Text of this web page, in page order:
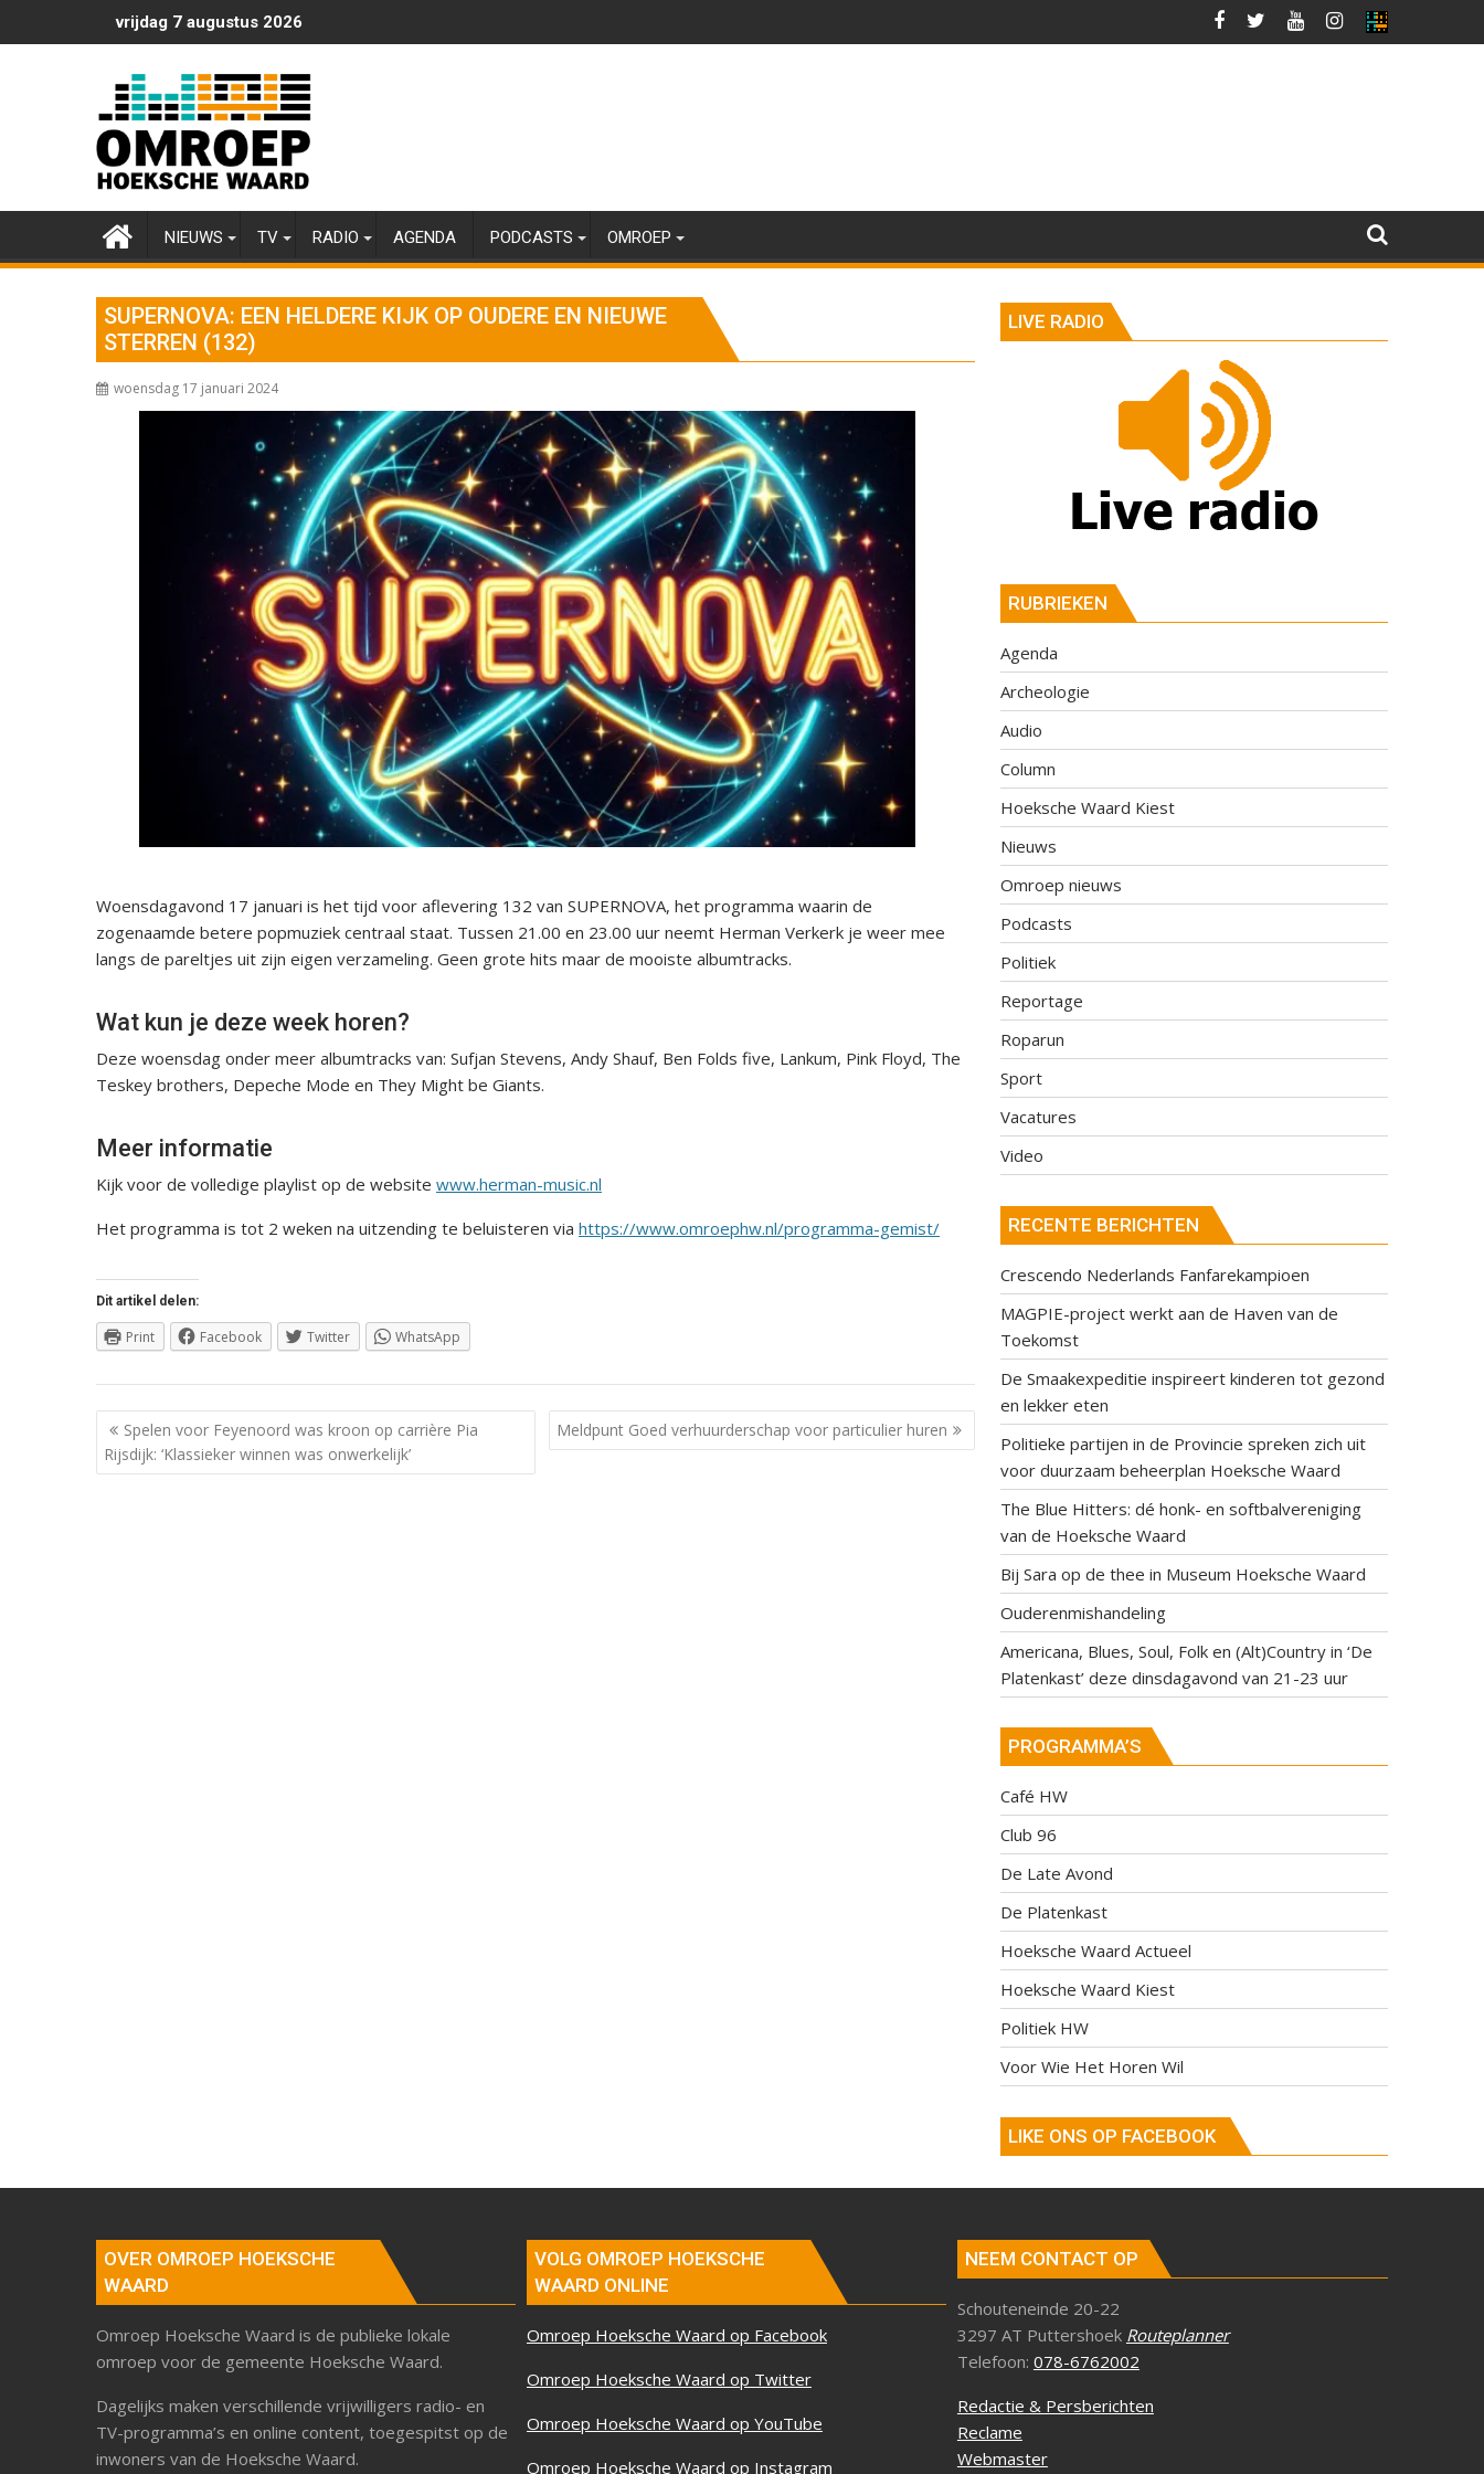
naar
vrijdag 7 augustus 2026
NIEUWS TV RADIO AGENDA PODCASTS OMROEP
SUPERNOVA: EEN HELDERE KIJK OP OUDERE EN NIEUWE
STERREN (132)
woensdag 17 januari 2024
Woensdagavond 17 januari is het tijd voor aflevering 132 van SUPERNOVA, het programma waarin de
zogenaamde betere popmuziek centraal staat. Tussen 21.00 en 23.00 uur neemt Herman Verkerk je weer mee
langs de pareltjes uit zijn eigen verzameling. Geen grote hits maar de mooiste albumtracks.
Wat kun je deze week horen?
Deze woensdag onder meer albumtracks van: Sufjan Stevens, Andy Shauf, Ben Folds five, Lankum, Pink Floyd, The
Teskey brothers, Depeche Mode en They Might be Giants.
Meer informatie
Kijk voor de volledige playlist op de website www.herman-music.nl
Het programma is tot 2 weken na uitzending te beluisteren via https://www.omroephw.nl/programma-gemist/
Dit artikel delen:
Print Facebook Twitter WhatsApp
Berichtnavigatie
Spelen voor Feyenoord was kroon op carrière Pia
Rijsdijk: ‘Klassieker winnen was onwerkelijk’
Meldpunt Goed verhuurderschap voor particulier huren
LIVE RADIO
RUBRIEKEN
Agenda
Archeologie
Audio
Column
Hoeksche Waard Kiest
Nieuws
Omroep nieuws
Podcasts
Politiek
Reportage
Roparun
Sport
Vacatures
Video
RECENTE BERICHTEN
Crescendo Nederlands Fanfarekampioen
MAGPIE-project werkt aan de Haven van de
Toekomst
De Smaakexpeditie inspireert kinderen tot gezond
en lekker eten
Politieke partijen in de Provincie spreken zich uit
voor duurzaam beheerplan Hoeksche Waard
The Blue Hitters: dé honk- en softbalvereniging
van de Hoeksche Waard
Bij Sara op de thee in Museum Hoeksche Waard
Ouderenmishandeling
Americana, Blues, Soul, Folk en (Alt)Country in ‘De
Platenkast’ deze dinsdagavond van 21-23 uur
PROGRAMMA’S
Café HW
Club 96
De Late Avond
De Platenkast
Hoeksche Waard Actueel
Hoeksche Waard Kiest
Politiek HW
Voor Wie Het Horen Wil
LIKE ONS OP FACEBOOK
OVER OMROEP HOEKSCHE
WAARD
Omroep Hoeksche Waard is de publieke lokale
omroep voor de gemeente Hoeksche Waard.
Dagelijks maken verschillende vrijwilligers radio- en
TV-programma’s en online content, toegespitst op de
inwoners van de Hoeksche Waard.
VOLG OMROEP HOEKSCHE
WAARD ONLINE
Omroep Hoeksche Waard op Facebook
Omroep Hoeksche Waard op Twitter
Omroep Hoeksche Waard op YouTube
Omroep Hoeksche Waard op Instagram
NEEM CONTACT OP
Schouteneinde 20-22
3297 AT Puttershoek Routeplanner
Telefoon: 078-6762002
Redactie & Persberichten
Reclame
Webmaster